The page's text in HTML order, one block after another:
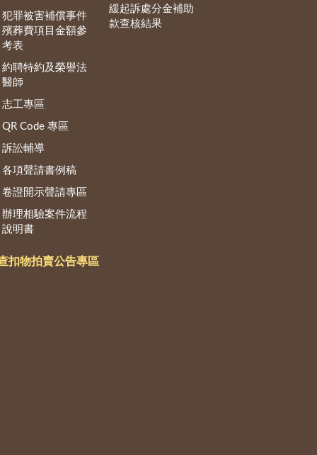
犯罪被害補償事件
殯葬費項目金額參
考表
約聘特約及榮譽法
醫師
志工專區
QR Code 專區
訴訟輔導
各項聲請書例稿
卷證開示聲請專區
辦理相驗案件流程
說明書
緩起訴處分金補助
款查核結果
扣物拍賣公告專區